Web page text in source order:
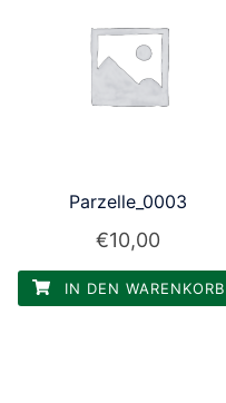
Parzelle_0003
€10,00
IN DEN WARENKORB